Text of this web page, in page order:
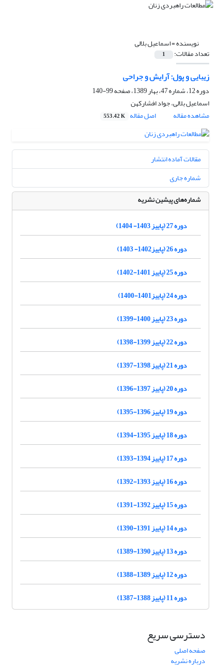
نویسنده =اسماعیل بلالی
تعداد مقالات: 1
زیبایی و پول: آرایش و جراحی
دوره 12، شماره 47، بهار 1389، صفحه
99-140
اسماعیل بلالی، جواد افشارکهن
مشاهده مقاله
اصل مقاله 553.42 K
مقالات آماده انتشار
شماره جاری
شماره‌های پیشین نشریه
دوره 27 (پاییز 1403- 1404)
دوره 26 (پاییز1402- 1403)
دوره 25 (پاییز 1401-1402)
دوره 24 (پاییز1401-1400)
دوره 23 (پاییز 1400-1399)
دوره 22 (پاییز 1399-1398)
دوره 21 (پاییز 1398-1397)
دوره 20 (پاییز 1397-1396)
دوره 19 (پاییز 1396-1395)
دوره 18 (پاییز 1395-1394)
دوره 17 (پاییز 1394-1393)
دوره 16 (پاییز 1393-1392)
دوره 15 (پاییز 1392-1391)
دوره 14 (پاییز 1391-1390)
دوره 13 (پاییز 1390-1389)
دوره 12 (پاییز 1389-1388)
دوره 11 (پاییز 1388-1387)
دسترسی سریع
صفحه اصلی
درباره نشریه